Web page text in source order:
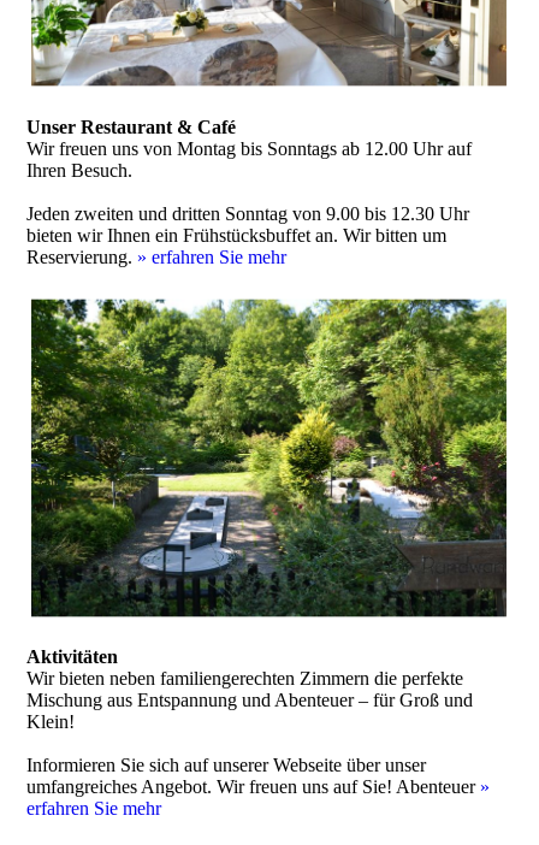
Unser Restaurant & Café
Wir freuen uns von Montag bis Sonntags ab 12.00 Uhr auf
Ihren Besuch.
Jeden zweiten und dritten Sonntag von 9.00 bis 12.30 Uhr
bieten wir Ihnen ein Frühstücksbuffet an. Wir bitten um
Reservierung. » erfahren Sie mehr
Aktivitäten
Wir bieten neben familiengerechten Zimmern die perfekte
Mischung aus Entspannung und Aben­teuer – für Groß und
Klein!
Informieren Sie sich auf unserer Webseite über unser
umfangreiches Angebot. Wir freuen uns auf Sie! Abenteuer »
erfahren Sie mehr